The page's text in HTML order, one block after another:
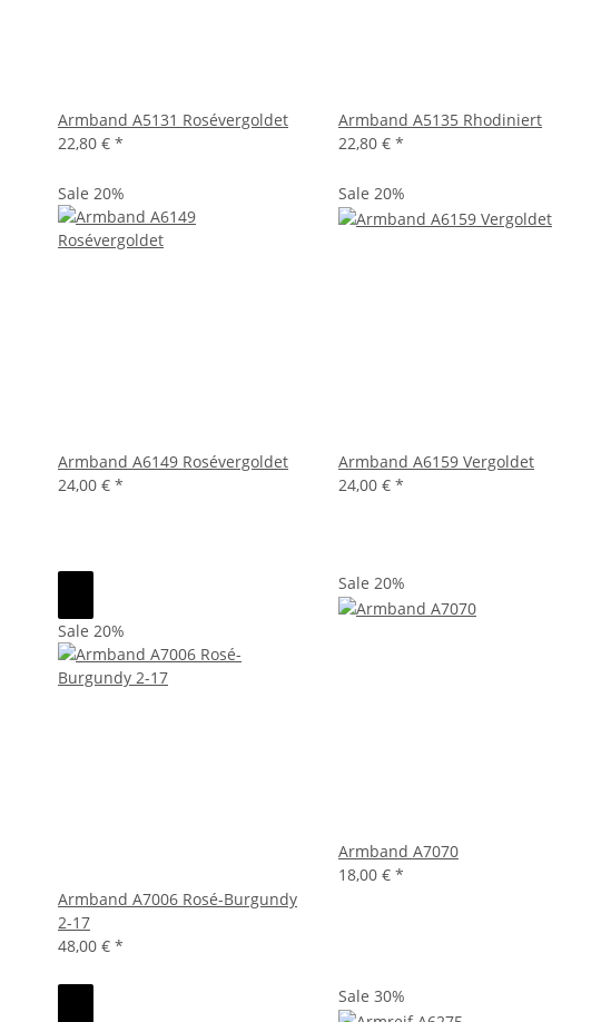
Armband A5131 Rosévergoldet
22,80 € *
Armband A5135 Rhodiniert
22,80 € *
Sale 20%
Armband A6149 Rosévergoldet
24,00 € *
Sale 20%
Armband A6159 Vergoldet
24,00 € *
Sale 20%
Armband A7006 Rosé-Burgundy
2-17
48,00 € *
Sale 20%
Armband A7070
18,00 € *
Sale 30%